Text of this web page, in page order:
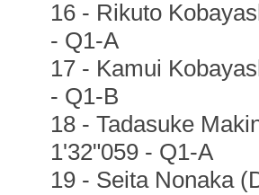
16 - Rikuto
- Q1-A
17 - Kamui
- Q1-B
18 - Tadasuke
1'32"059 - Q1-A
19 - Seita Nonaka